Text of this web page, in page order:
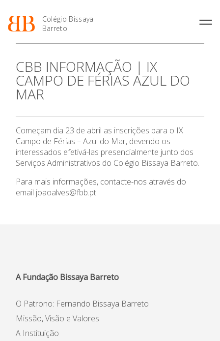
Colégio Bissaya
Barreto
Projeto Educativo
Organização
Colaboradores Docentes
Instalações
Ofertas de emprego
Regulamentos
Jornal “O Coreto”
Privacidade
Oferta Formativa
Enriquecimento Curricular
Oferta Curricular
Atividades Extracurriculares
Atividades de Interrupção
Letiva
Academia de LínguasEnsino Profissional
Profissionais
Matrículas
Horários e Manuais
Termalismo
Curso de Técnico/a de Apoio
à Família e à Comunidade
Ofertas de Emprego
Ano Letivo
2027
Calendários
Portal do Professor
de Educação
SIGE
Secretariado de Exames
Notícias
CBB INFORMAÇÃO | IX
CAMPO DE FÉRIAS AZUL DO
MAR
Começam dia 23 de abril as inscrições para o IX
Campo de Férias – Azul do Mar, devendo os
interessados efetivá-las presencialmente junto dos
Serviços Administrativos do Colégio Bissaya Barreto.
Para mais informações, contacte-nos através do
email joaoalves@fbb.pt
A Fundação Bissaya Barreto
O Patrono: Fernando Bissaya Barreto
Missão, Visão e Valores
A Instituição